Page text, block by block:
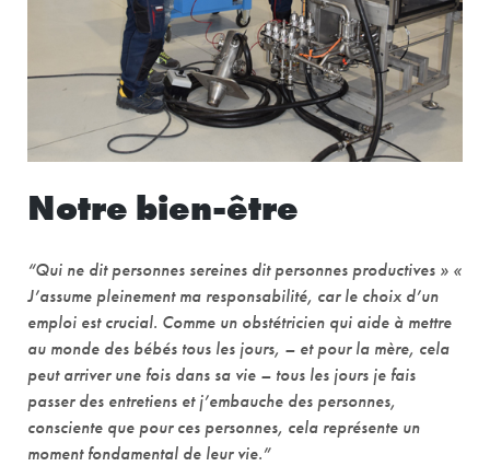
Notre bien-être
“Qui ne dit personnes sereines dit personnes productives » «
J’assume pleinement ma responsabilité, car le choix d’un
emploi est crucial. Comme un obstétricien qui aide à mettre
au monde des bébés tous les jours, – et pour la mère, cela
peut arriver une fois dans sa vie – tous les jours je fais
passer des entretiens et j’embauche des personnes,
consciente que pour ces personnes, cela représente un
moment fondamental de leur vie.”